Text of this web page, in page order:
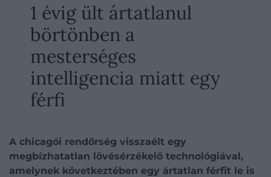
1 évig ült ártatlanul
börtönben a
mesterséges
intelligencia miatt egy
férfi
A chicagói rendőrség visszaélt egy
megbízhatatlan lövésérzékelő technológiával,
amelynek következtében egy ártatlan férfit le is